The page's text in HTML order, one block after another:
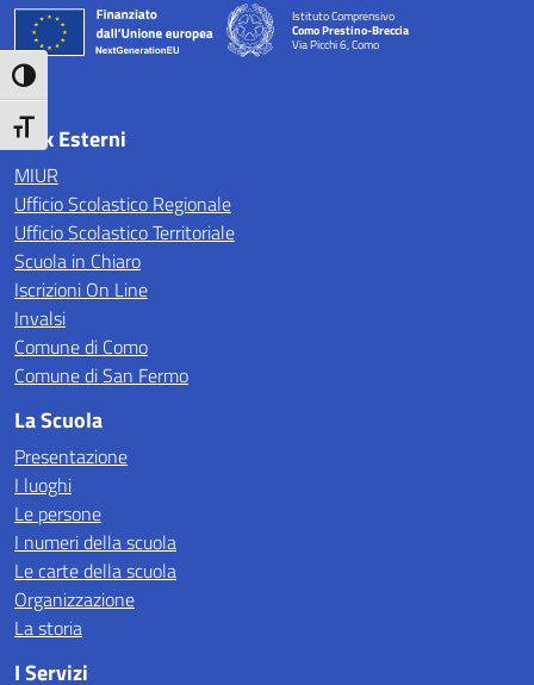
Attiva/disattiva alto contrasto
Attiva/disattiva dimensione testo
Istituto Comprensivo
Como Prestino-Breccia
Via Picchi 6, Como
— Visita la pagina iniziale della scuola
Link Esterni
MIUR
Ufficio Scolastico Regionale
Ufficio Scolastico Territoriale
Scuola in Chiaro
Iscrizioni On Line
Invalsi
Comune di Como
Comune di San Fermo
La Scuola
Presentazione
I luoghi
Le persone
I numeri della scuola
Le carte della scuola
Organizzazione
La storia
I Servizi